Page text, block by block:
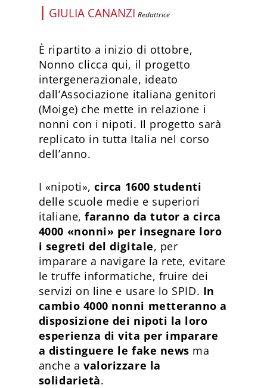
| GIULIA CANANZI Redattrice
È ripartito a inizio di ottobre,
Nonno clicca qui, il progetto
intergenerazionale, ideato
dall’Associazione italiana genitori
(Moige) che mette in relazione i
nonni con i nipoti. Il progetto sarà
replicato in tutta Italia nel corso
dell’anno.
I «nipoti»,circa 1600 studenti
delle scuole medie e superiori
italiane,faranno da tutor a circa
4000 «nonni» per insegnare loro
i segreti del digitale, per
imparare a navigare la rete, evitare
le truffe informatiche, fruire dei
servizi on line e usare lo SPID. In
cambio 4000 nonni metteranno a
disposizione dei nipoti la loro
esperienza di vita per imparare
a distinguere le fake news ma
anche avalorizzare la
solidarietà.